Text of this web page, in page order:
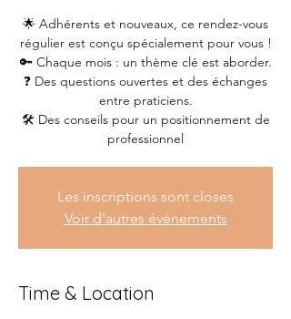
🌟 Adhérents et nouveaux, ce rendez-vous
régulier est conçu spécialement pour vous !
🔑 Chaque mois : un thème clé est aborder.
❓ Des questions ouvertes et des échanges
entre praticiens.
🛠 Des conseils pour un positionnement de
professionnel
Les inscriptions sont closes
Voir d'autres événements
Time & Location